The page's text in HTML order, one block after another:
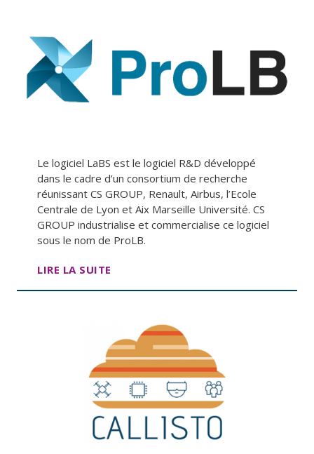
Le logiciel LaBS est le logiciel R&D développé
dans le cadre d’un consortium de recherche
réunissant CS GROUP, Renault, Airbus, l’Ecole
Centrale de Lyon et Aix Marseille Université. CS
GROUP industrialise et commercialise ce logiciel
sous le nom de ProLB.
LIRE LA SUITE